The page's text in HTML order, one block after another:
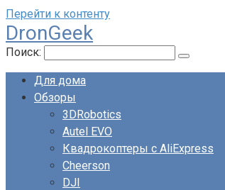
Перейти к контенту
DronGeek
Поиск:
Для дома
Обзоры
3DRobotics
Autel EVO
Квадрокоптеры с AliExpress
Cheerson
DJI